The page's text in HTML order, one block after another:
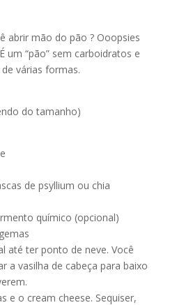
abrir mão do pão ? Ooopsies
um “pão” sem carboidratos e
várias formas.
do tamanho)
de psyllium ou chia
químico (opcional)
até ter ponto de neve. Você
a vasilha de cabeça para baixo
e o cream cheese. Sequiser,